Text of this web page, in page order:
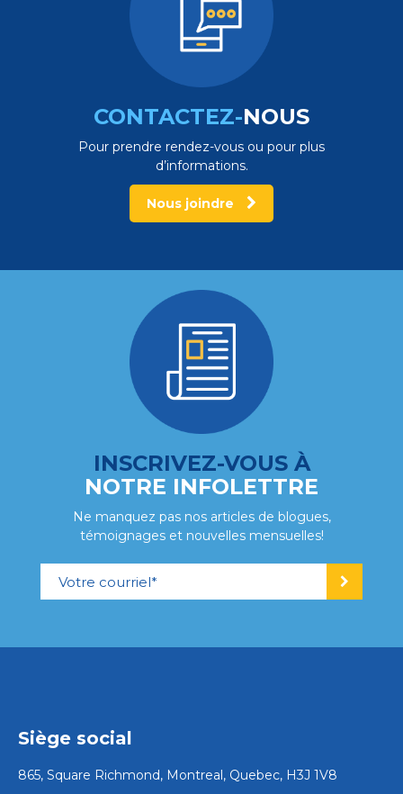
CONTACTEZ-NOUS
Pour prendre rendez-vous ou pour plus
d’informations.
Nous joindre
INSCRIVEZ-VOUS À
NOTRE INFOLETTRE
Ne manquez pas nos articles de blogues,
témoignages et nouvelles mensuelles!
Siège social
865, Square Richmond, Montreal, Quebec, H3J 1V8